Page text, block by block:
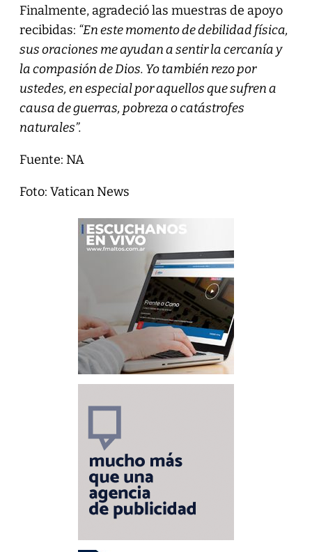
Finalmente, agradeció las muestras de apoyo
recibidas: “En este momento de debilidad física,
sus oraciones me ayudan a sentir la cercanía y
la compasión de Dios. Yo también rezo por
ustedes, en especial por aquellos que sufren a
causa de guerras, pobreza o catástrofes
naturales”.
Fuente: NA
Foto: Vatican News